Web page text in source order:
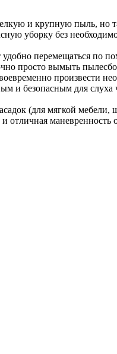
и крупную пыль, но
уборку без
перемещаться по
просто вымыть
произвести
и безопасным для слуха
(для мягкой мебели,
отличная